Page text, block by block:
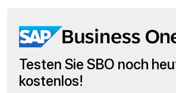
Testen Sie SBO noch
kostenlos!